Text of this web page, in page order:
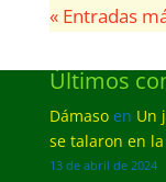
« Entradas
Últimos
Dámasoen Un
se talaron en
13 de abril de 2024